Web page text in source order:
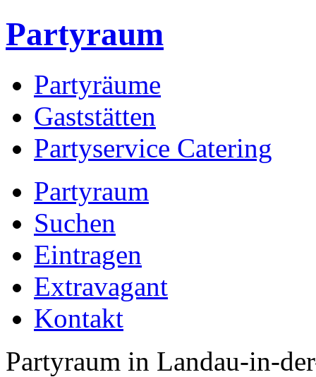
Partyraum
Partyräume
Gaststätten
Partyservice Catering
Partyraum
Suchen
Eintragen
Extravagant
Kontakt
Partyraum in Landau-in-